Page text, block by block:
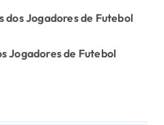
Jogadores de Futebol
Jogadores de Futebol